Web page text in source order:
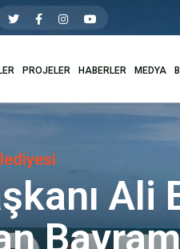
PROJELER HABERLER MEDYA
Ali